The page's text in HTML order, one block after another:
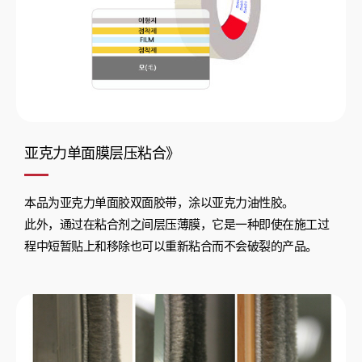
亚克力单面膜层压粘合》
本品为亚克力单面胶双面胶带，涂以亚克力油性胶。
此外，通过在粘合剂之间层压薄膜，它是一种即使在施工过
程中短暂贴上和移除也可以重新粘合而不会破裂的产品。